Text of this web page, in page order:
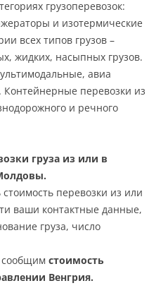
грузоперевозок:
и изотермические
всех типов грузов –
жидких, насыпных грузов.
авиа
Контейнерные перевозки из
и речного
груза из или в
перевозки из или
ваши контактные данные,
груза, число
сообщимстоимость
Венгрия.